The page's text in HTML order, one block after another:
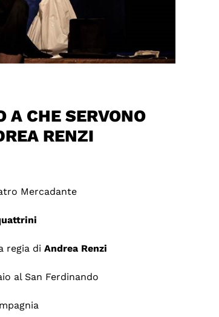
A CHE SERVONO
RENZI
Mercadante
regia diAndrea Renzi
al San Ferdinando